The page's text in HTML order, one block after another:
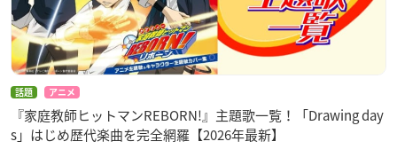
話題 アニメ
『家庭教師ヒットマンREBORN!』主題歌一覧！「Drawing day
s」はじめ歴代楽曲を完全網羅【2026年最新】